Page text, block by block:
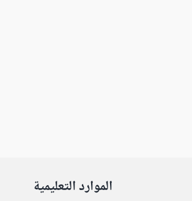
الموارد التعليمية